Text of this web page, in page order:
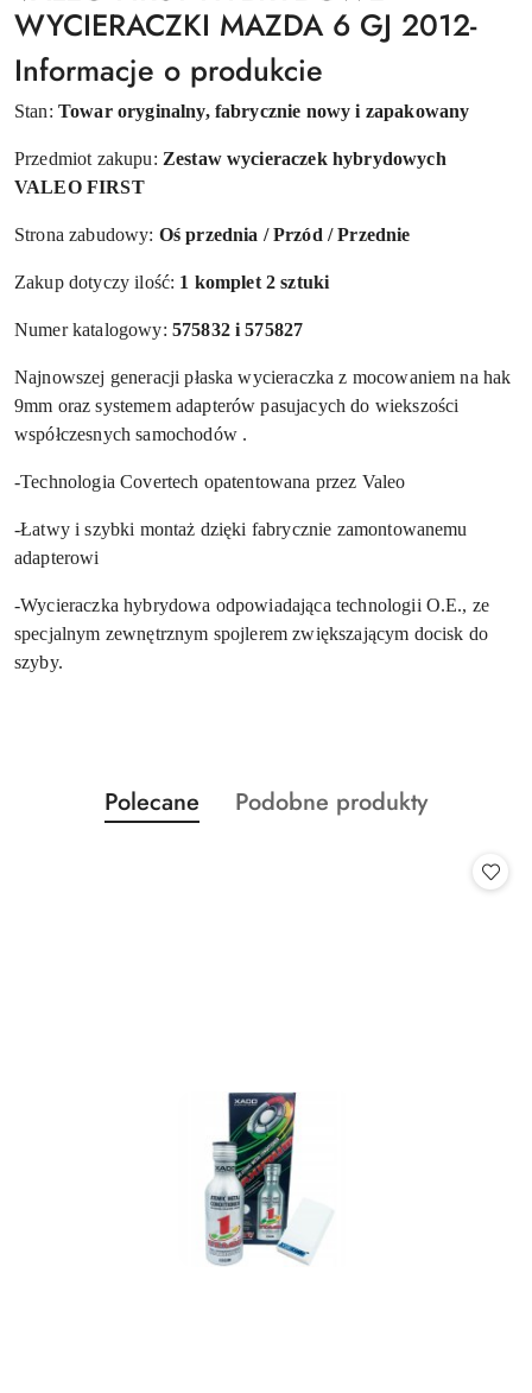
WYCIERACZKI MAZDA 6 GJ 2012-
Informacje o produkcie
Stan: Towar oryginalny, fabrycznie nowy i zapakowany
Przedmiot zakupu: Zestaw wycieraczek hybrydowych
VALEO FIRST
Strona zabudowy: Oś przednia / Przód / Przednie
Zakup dotyczy ilość: 1 komplet 2 sztuki
Numer katalogowy: 575832 i 575827
Najnowszej generacji płaska wycieraczka z mocowaniem na hak
9mm oraz systemem adapterów pasujacych do wiekszości
współczesnych samochodów .
-Technologia Covertech opatentowana przez Valeo
-Łatwy i szybki montaż dzięki fabrycznie zamontowanemu
adapterowi
-Wycieraczka hybrydowa odpowiadająca technologii O.E., ze
specjalnym zewnętrznym spojlerem zwiększającym docisk do
szyby.
Pomiń karuzelę produktów
Produkty
o
Polecane
Produkty
Podobne produkty